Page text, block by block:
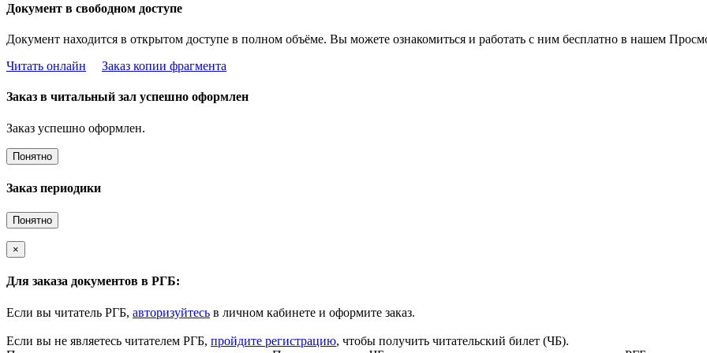
Документ в свободном доступе
Документ находится в открытом доступе в полном объёме. Вы можете ознакомиться и работать с ним бесплатно в нашем
Читать онлайн
Заказ копии фрагмента
Заказ в читальный зал успешно оформлен
Заказ успешно оформлен.
Понятно
Заказ периодики
Понятно
×
Для заказа документов в РГБ:
Если вы читатель РГБ, авторизуйтесь в личном кабинете и оформите заказ.
Если вы не являетесь читателем РГБ, пройдите регистрацию, чтобы получить читательский билет (ЧБ).